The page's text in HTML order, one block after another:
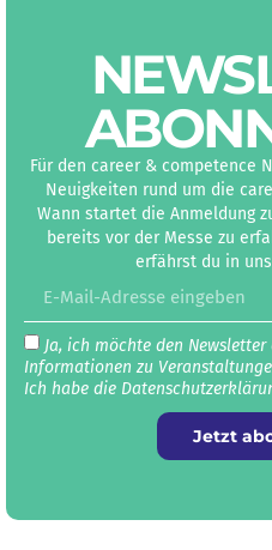
Für den career & competence
Neuigkeiten rund um die
Wann startet die Anmeldung
bereits vor der Messe zu
erfährst du in
Ja, ich möchte den
Informationen zu
Ich habe die
Jetzt